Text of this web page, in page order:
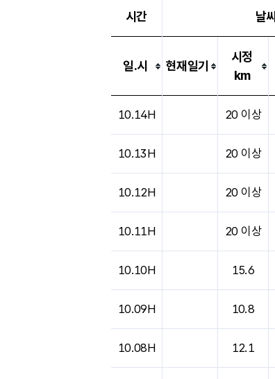
시간 날씨
일.시 현재일기
시정
km
10.14H 20 이상
10.13H 20 이상
10.12H 20 이상
10.11H 20 이상
10.10H 15.6
10.09H 10.8
10.08H 12.1